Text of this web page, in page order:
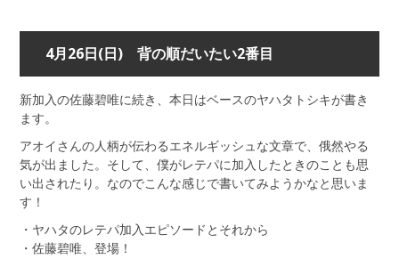
4月26日(日) 背の順だいたい2番目
新加入の佐藤碧唯に続き、本日はベースのヤハタトシキが書き
ます。
アオイさんの人柄が伝わるエネルギッシュな文章で、俄然やる
気が出ました。そして、僕がレテパに加入したときのことも思
い出されたり。なのでこんな感じで書いてみようかなと思いま
す！
・ヤハタのレテパ加入エピソードとそれから
・佐藤碧唯、登場！